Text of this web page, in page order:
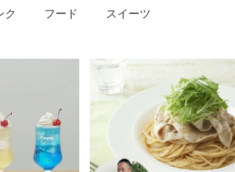
ク フード スイーツ